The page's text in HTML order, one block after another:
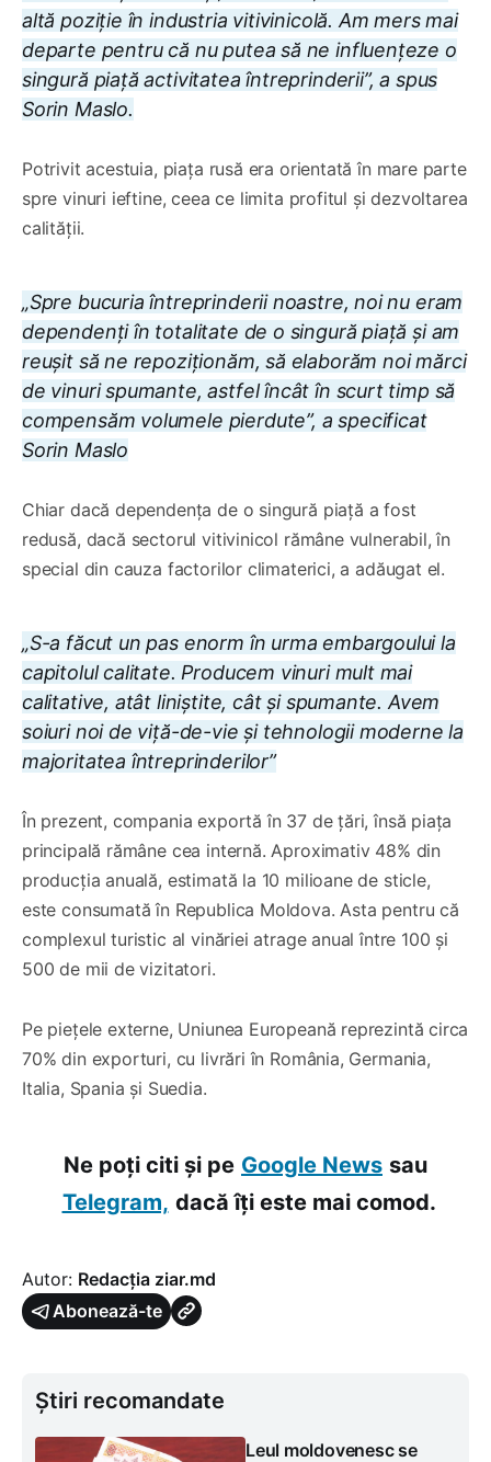
altă poziție în industria vitivinicolă. Am mers mai
departe pentru că nu putea să ne influențeze o
singură piață activitatea întreprinderii”, a spus
Sorin Maslo.
Potrivit acestuia, piața rusă era orientată în mare parte
spre vinuri ieftine, ceea ce limita profitul și dezvoltarea
calității.
„Spre bucuria întreprinderii noastre, noi nu eram
dependenți în totalitate de o singură piață și am
reușit să ne repoziționăm, să elaborăm noi mărci
de vinuri spumante, astfel încât în scurt timp să
compensăm volumele pierdute”, a specificat
Sorin Maslo
Chiar dacă dependența de o singură piață a fost
redusă, dacă sectorul vitivinicol rămâne vulnerabil, în
special din cauza factorilor climaterici, a adăugat el.
„S-a făcut un pas enorm în urma embargoului la
capitolul calitate. Producem vinuri mult mai
calitative, atât liniștite, cât și spumante. Avem
soiuri noi de viță-de-vie și tehnologii moderne la
majoritatea întreprinderilor”
În prezent, compania exportă în 37 de țări, însă piața
principală rămâne cea internă. Aproximativ 48% din
producția anuală, estimată la 10 milioane de sticle,
este consumată în Republica Moldova. Asta pentru că
complexul turistic al vinăriei atrage anual între 100 și
500 de mii de vizitatori.
Pe piețele externe, Uniunea Europeană reprezintă circa
70% din exporturi, cu livrări în România, Germania,
Italia, Spania și Suedia.
Ne poți citi și pe Google News sau
Telegram, dacă îți este mai comod.
Autor: Redacția ziar.md
Abonează-te
Știri recomandate
Leul moldovenesc se